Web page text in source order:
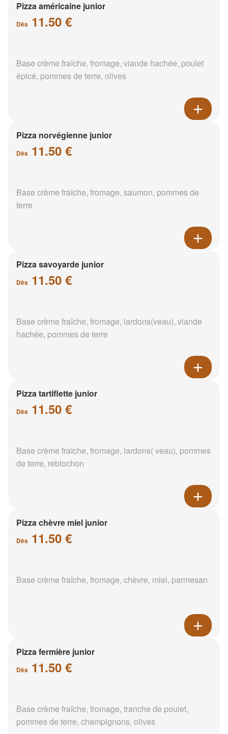
Pizza américaine junior
Dès 11.50 €
Base crème fraîche, fromage, viande hachée, poulet
épicé, pommes de terre, olives
Pizza norvégienne junior
Dès 11.50 €
Base crème fraîche, fromage, saumon, pommes de
terre
Pizza savoyarde junior
Dès 11.50 €
Base crème fraîche, fromage, lardons(veau), viande
hachée, pommes de terre
Pizza tartiflette junior
Dès 11.50 €
Base crème fraîche, fromage, lardons( veau), pommes
de terre, reblochon
Pizza chèvre miel junior
Dès 11.50 €
Base crème fraîche, fromage, chèvre, miel, parmesan
Pizza fermière junior
Dès 11.50 €
Base crème fraîche, fromage, tranche de poulet,
pommes de terre, champignons, olives